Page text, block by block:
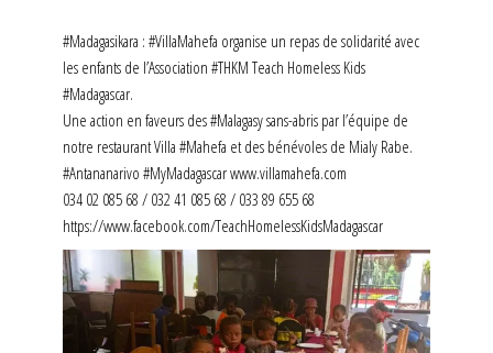
#Madagasikara : #VillaMahefa organise un repas de solidarité avec
les enfants de l’Association #THKM Teach Homeless Kids
#Madagascar.
Une action en faveurs des #Malagasy sans-abris par l’équipe de
notre restaurant Villa #Mahefa et des bénévoles de Mialy Rabe.
#Antananarivo #MyMadagascar www.villamahefa.com
034 02 085 68 / 032 41 085 68 / 033 89 655 68
https://www.facebook.com/TeachHomelessKidsMadagascar